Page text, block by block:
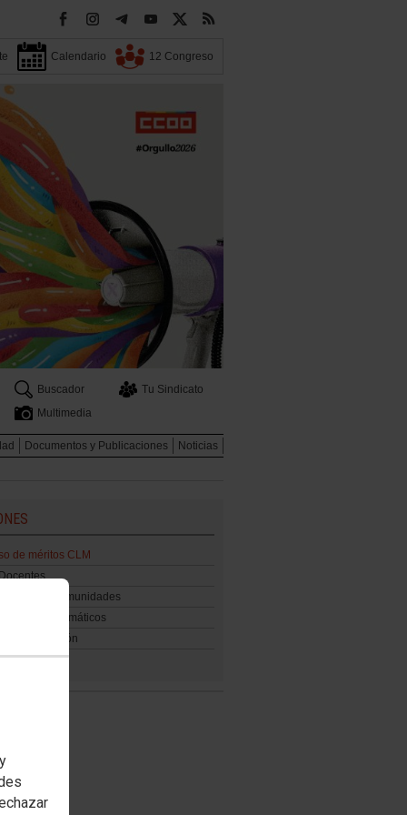
Calendario 12 Congreso
Buscador
Tu Sindicato
Multimedia
Documentos y Publicaciones Noticias
de méritos CLM
resto comunidades
telemáticos
de religión